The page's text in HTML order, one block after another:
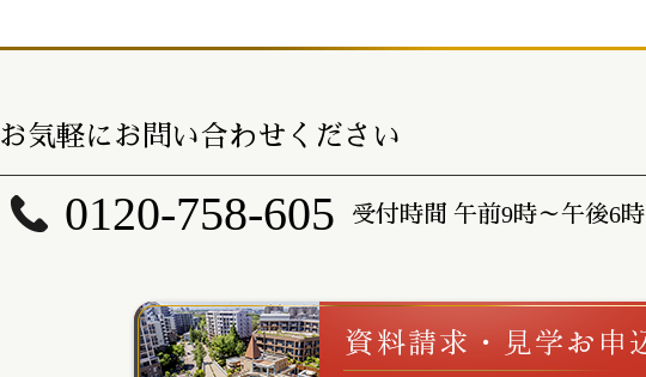
お気軽にお問い合わせください
0120-758-605 受付時間 午前9時～午後6時